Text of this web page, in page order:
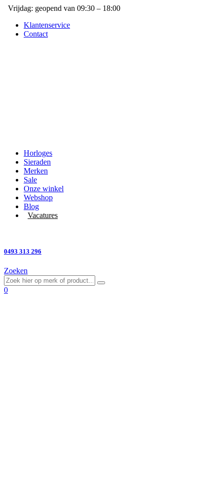
Vrijdag: geopend van 09:30 – 18:00
Klantenservice
Contact
Horloges
Sieraden
Merken
Sale
Onze winkel
Webshop
Blog
Vacatures
0493 313 296
Zoeken
0